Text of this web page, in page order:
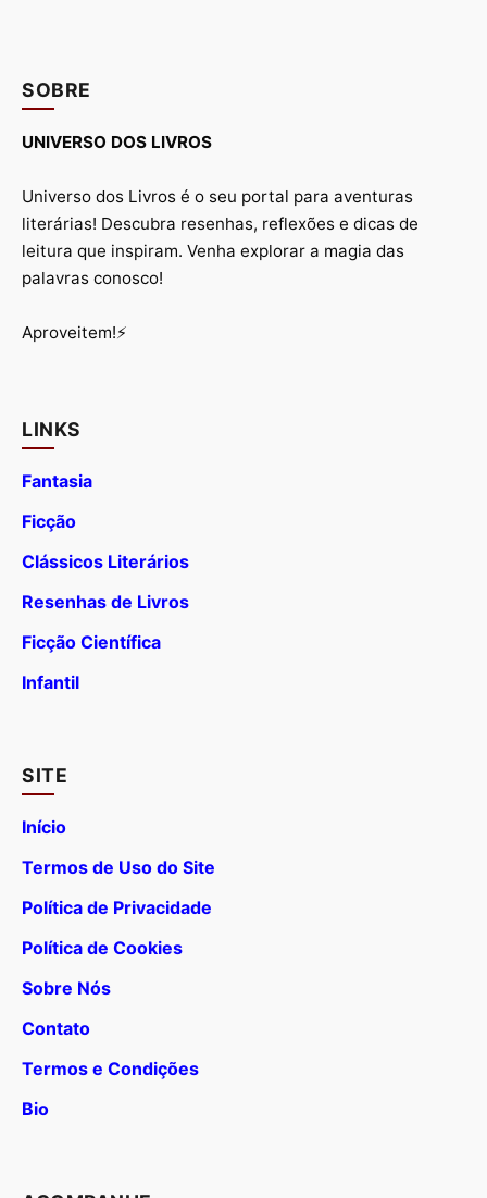
SOBRE
UNIVERSO DOS LIVROS
Universo dos Livros é o seu portal para aventuras
literárias! Descubra resenhas, reflexões e dicas de
leitura que inspiram. Venha explorar a magia das
palavras conosco!
Aproveitem!⚡
LINKS
Fantasia
Ficção
Clássicos Literários
Resenhas de Livros
Ficção Científica
Infantil
SITE
Início
Termos de Uso do Site
Política de Privacidade
Política de Cookies
Sobre Nós
Contato
Termos e Condições
Bio